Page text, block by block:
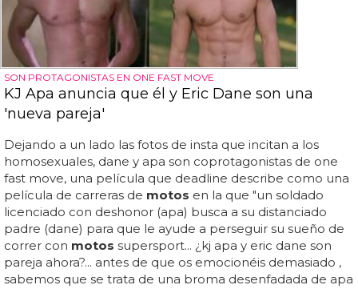
SON PROTAGONISTAS EN ONE FAST MOVE
KJ Apa anuncia que él y Eric Dane son una
'nueva pareja'
Dejando a un lado las fotos de insta que incitan a los
homosexuales, dane y apa son coprotagonistas de one
fast move, una película que deadline describe como una
película de carreras de motos en la que "un soldado
licenciado con deshonor (apa) busca a su distanciado
padre (dane) para que le ayude a perseguir su sueño de
correr con motos supersport... ¿kj apa y eric dane son
pareja ahora?... antes de que os emocionéis demasiado ,
sabemos que se trata de una broma desenfadada de apa